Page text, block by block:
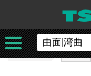
ツクモネットショップ
モニター
液晶